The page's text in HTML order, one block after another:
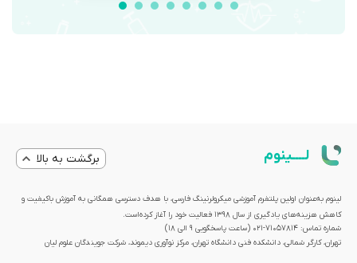
لــــینوم برگشت به بالا
لینوم به‌عنوان اولین پلتفرم آموزشی میکرولرنینگ فارسی، با هدف دسترسی همگانی به آموزش باکیفیت و
کاهش هزینه‌های یادگیری از سال 1398 فعالیت خود را آغاز کرده‌است.
شماره تماس: 71057814-021 (ساعت پاسخگویی ۹ الی ۱۸)
تهران، کارگر شمالی، دانشکده فنی دانشگاه تهران، مرکز نوآوری دیموند، شرکت جویندگان علوم لیان